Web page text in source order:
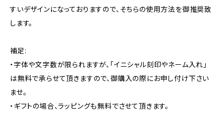
すいデザインになっておりますので、そちらの使用方法を御推奨致
します。
補足:
・字体や文字数が限られますが、「イニシャル刻印やネーム入れ」
は無料で承らせて頂きますので、御購入の際にお申し付け下さい
ませ。
・ギフトの場合、ラッピングも無料でさせて頂きます。